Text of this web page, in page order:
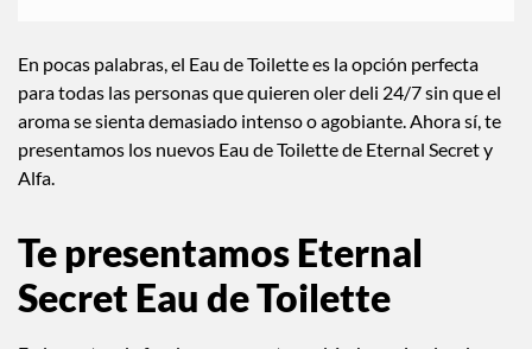
En pocas palabras, el Eau de Toilette es la opción perfecta
para todas las personas que quieren oler deli 24/7 sin que el
aroma se sienta demasiado intenso o agobiante. Ahora sí, te
presentamos los nuevos Eau de Toilette de Eternal Secret y
Te presentamos Eternal
Secret Eau de Toilette